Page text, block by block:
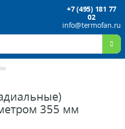
+7 (495) 181 77
02
info@termofan.ru
355 мм